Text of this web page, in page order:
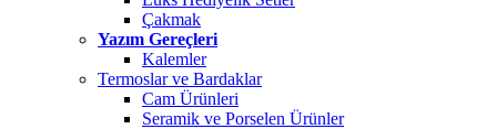
Çakmak
Yazım Gereçleri
Kalemler
Termoslar ve Bardaklar
Cam Ürünleri
Seramik ve Porselen Ürünler